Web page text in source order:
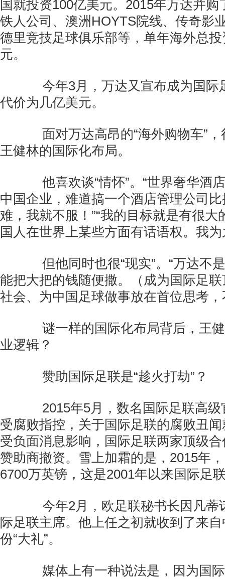
国就投资100亿美元。2015年万达并
铁人公司、澳洲HOYTS院线、传奇影
德里竞技足球俱乐部等，单年海外总
元。
今年3月，万达又宣布成为国际
代价为几亿美元。
面对万达高昂的“海外购物车”，
王健林的国际化布局。
他喜欢谈“情怀”。“世界奢华酒
中国企业，难道搞一个酒店管理公司比
难，我就不服！”“我的目标就是有很大
国人在世界上某些方面有话语权。我为
但他同时也很“现实”。“万达不
能把大把的钱随便撒。（成为国际足
社会、为中国足球做事放在首位思考，
谜一样的国际化布局背后，王健
业逻辑？
赞助国际足联是“趁火打劫”？
2015年5月，数名国际足联高级
受腐败指控，关于国际足联的腐败丑
受负面消息影响，国际足联两家顶级
赞助商撤资。雪上加霜的是，2015年
6700万英镑，这是2001年以来国际足
今年2月，欧足联秘书长因凡蒂
际足联主席。他上任之初就收到了来
份“大礼”。
媒体上有一种说法是，因为国际